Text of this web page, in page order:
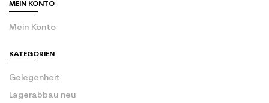
MEIN KONTO
Mein Konto
KATEGORIEN
Gelegenheit
Lagerabbau neu